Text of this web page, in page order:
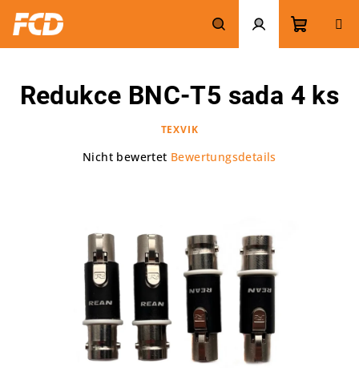
Inhalt
springen
Suchen Login
Redukce BNC-T5 sada 4 ks
TEXVIK
Die
von
Sternen.
Nicht bewertet Bewertungsdetails